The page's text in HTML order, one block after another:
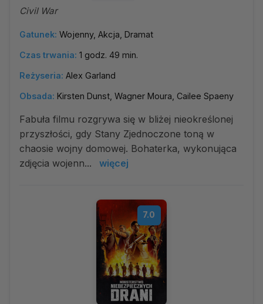
Civil War
Gatunek: Wojenny, Akcja, Dramat
Czas trwania: 1 godz. 49 min.
Reżyseria: Alex Garland
Obsada: Kirsten Dunst, Wagner Moura, Cailee Spaeny
Fabuła filmu rozgrywa się w bliżej nieokreślonej
przyszłości, gdy Stany Zjednoczone toną w
chaosie wojny domowej. Bohaterka, wykonująca
zdjęcia wojenn...
więcej
7.0